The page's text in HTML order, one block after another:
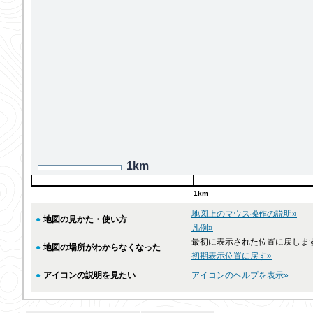
1km
1km
● 地図の見かた・使い方
地図上のマウス操作の説明»
凡例»
● 地図の場所がわからなくなった
最初に表示された位置に戻しま
初期表示位置に戻す»
● アイコンの説明を見たい アイコンのヘルプを表示»